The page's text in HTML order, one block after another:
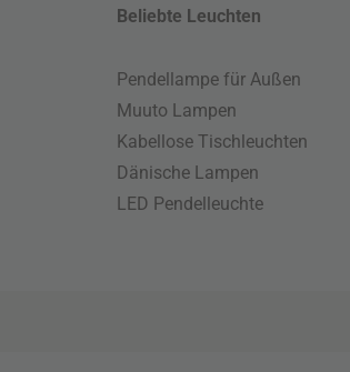
Beliebte Leuchten
Pendellampe für Außen
Muuto Lampen
Kabellose Tischleuchten
Dänische Lampen
LED Pendelleuchte